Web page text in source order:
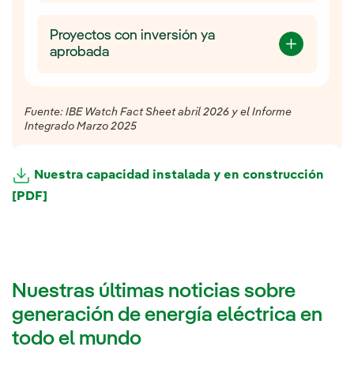
Proyectos con inversión ya
aprobada
Fuente: IBE Watch Fact Sheet abril 2026 y el Informe
Integrado Marzo 2025
Nuestra capacidad instalada y en construcción
[PDF]
Nuestras últimas noticias sobre
generación de energía eléctrica en
todo el mundo